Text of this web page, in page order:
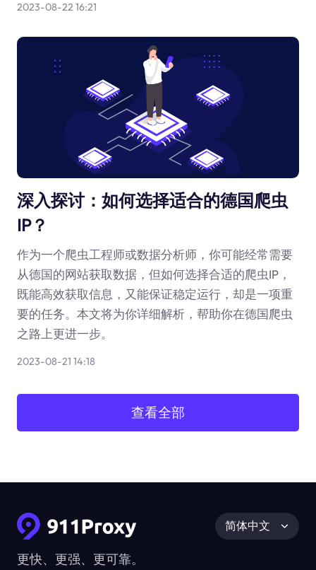
2023-08-22 16:21
深入探讨：如何选择适合的德国爬虫
IP？
作为一个爬虫工程师或数据分析师，你可能经常需要
从德国的网站获取数据，但如何选择合适的爬虫IP，
既能高效获取信息，又能保证稳定运行，却是一项重
要的任务。本文将为你详细解析，帮助你在德国爬虫
之路上更进一步。
2023-08-21 14:18
查看全部
更快、更强、更可靠。
简体中文